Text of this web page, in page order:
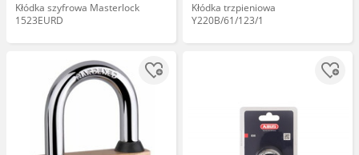
Kłódka szyfrowa Masterlock
1523EURD
Kłódka trzpieniowa
Y220B/61/123/1